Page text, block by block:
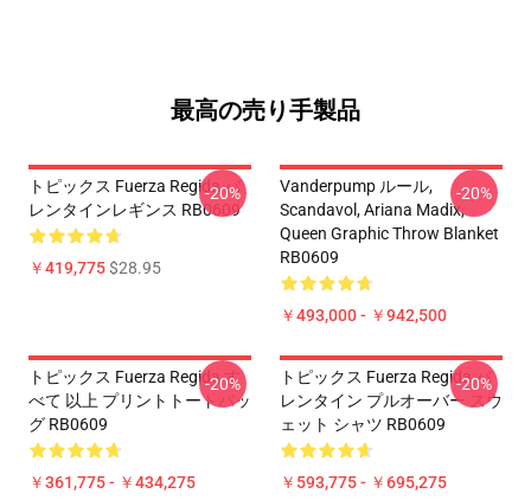
最高の売り手製品
トピックス Fuerza Regida バ
レンタインレギンス RB0609
￥419,775$28.95
-20%
Vanderpump ルール,
Scandavol, Ariana Madix,
Queen Graphic Throw Blanket
RB0609
￥493,000 - ￥942,500
-20%
トピックス Fuerza Regida す
べて 以上 プリントトートバッ
グ RB0609
￥361,775 - ￥434,275
-20%
トピックス Fuerza Regida バ
レンタイン プルオーバー スウ
ェット シャツ RB0609
￥593,775 - ￥695,275
-20%